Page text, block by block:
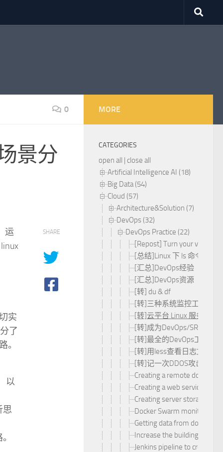
0
景分
运
实
了
。
以
思
SHARE
MORE
CATEGORIES
open all | close all
Artificial Intelligence AI (18)
Big Data (54)
Cloud (57)
Architecture&Solution (7)
DevOps (32)
DevOps Practice (22)
[Repost] Turn your vim
[总结]Linux 下 ls 命令的高
[汇总]DevOps经验
[汇总]DevOps资源
[转] du & df
[转]三种系统监控工具对比
[转]云平台 Linux 服务器
[转]成为DevOps/SRE工程
[转]最全的DevOps工具集
[转]用less查看日志文件
[转]记一次DDOS攻击防御
Creating a remote docker
Creating a web service
Creating server storage
Docker Swarm monitoring
Getting data from docker
Increase the building heap-
Jenkins pipeline to create